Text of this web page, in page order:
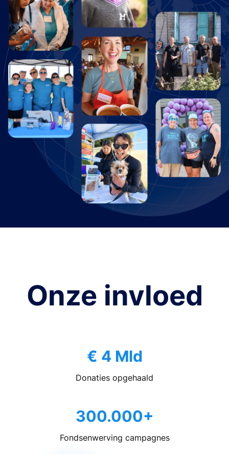
Onze invloed
€ 4 Mld
Donaties opgehaald
300.000+
Fondsenwerving campagnes